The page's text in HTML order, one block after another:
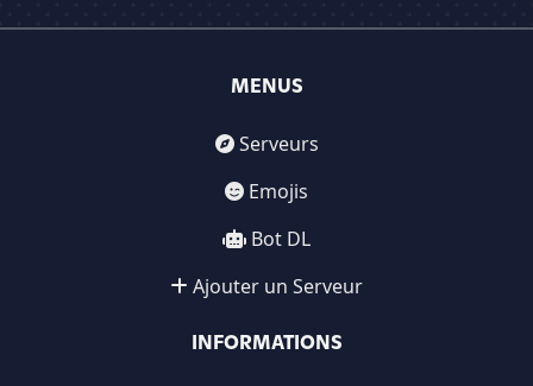
MENUS
Serveurs
Emojis
Bot DL
Ajouter un Serveur
INFORMATIONS